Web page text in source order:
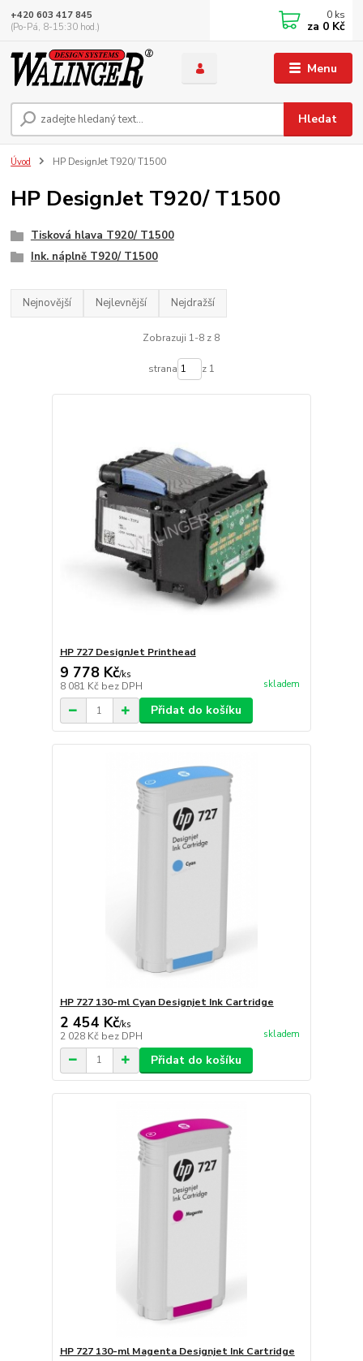
Menu
Hledat
+420 603 417 845
(Po-Pá, 8-15:30 hod.)
0 ks
za 0 Kč
Úvod HP DesignJet T920/ T1500
HP DesignJet T920/ T1500
Tisková hlava T920/ T1500
Ink. náplně T920/ T1500
Nejnovější Nejlevnější Nejdražší
Zobrazuji 1-8 z 8
strana z 1
HP 727 DesignJet Printhead
9 778 Kč/ks
8 081 Kč bez DPH skladem
Přidat do košíku
HP 727 130-ml Cyan Designjet Ink Cartridge
2 454 Kč/ks
2 028 Kč bez DPH skladem
Přidat do košíku
HP 727 130-ml Magenta Designjet Ink Cartridge